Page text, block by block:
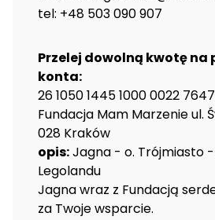
tel: +48 503 090 907
Przelej dowolną kwotę na
konta:
26 1050 1445 1000 0022
Fundacja Mam Marzenie ul.
028 Kraków
opis:Jagna - o. Trójmiasto
Legolandu
Jagna wraz z Fundacją
za Twoje wsparcie.